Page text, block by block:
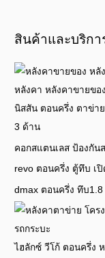
สินค้าและบริกา
นิสสัน ตอนครึ่ง ตาข่า
3 ด้าน
คอกสแตนเลส ป้องกัน
revo ตอนครึ่ง ตู้ทึบ เ
dmax ตอนครึ่ง ทึบ1.8
ไฮลักซ์ วีโก้ ตอนครึ่ง